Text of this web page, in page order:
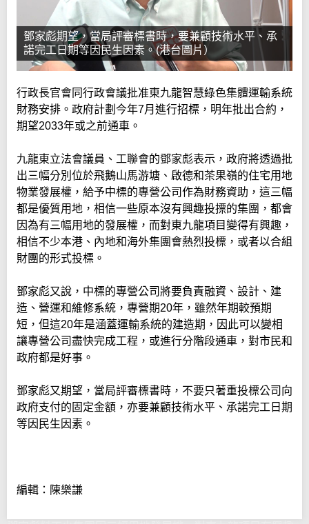
鄧家彪期望，當局評審標書時，要兼顧技術水平、承
諾完工日期等因民生因素。(港台圖片）
行政長官會同行政會議批准東九龍智慧綠色集體運輸系統
財務安排。政府計劃今年7月進行招標，明年批出合約，
期望2033年或之前通車。
九龍東立法會議員、工聯會的鄧家彪表示，政府將透過批
出三幅分別位於飛鵝山馬游塘、啟德和茶果嶺的住宅用地
物業發展權，給予中標的專營公司作為財務資助，這三幅
都是優質用地，相信一些原本沒有興趣投摽的集團，都會
因為有三幅用地的發展權，而對東九龍項目變得有興趣，
相信不少本港、內地和海外集團會熱烈投標，或者以合組
財團的形式投標。
鄧家彪又說，中標的專營公司將要負責融資、設計、建
造、營運和維修系統，專營期20年，雖然年期較預期
短，但這20年是涵蓋運輸系統的建造期，因此可以變相
讓專營公司盡快完成工程，或進行分階段通車，對市民和
政府都是好事。
鄧家彪又期望，當局評審標書時，不要只著重投標公司向
政府支付的固定金額，亦要兼顧技術水平、承諾完工日期
等因民生因素。
編輯：陳樂謙